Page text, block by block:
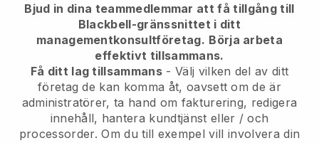
Bjud in dina teammedlemmar att få tillgång till
Blackbell-gränssnittet i ditt
managementkonsultföretag. Börja arbeta
effektivt tillsammans.
Få ditt lag tillsammans - Välj vilken del av ditt
företag de kan komma åt, oavsett om de är
administratörer, ta hand om fakturering, redigera
innehåll, hantera kundtjänst eller / och
processorder. Om du till exempel vill involvera din